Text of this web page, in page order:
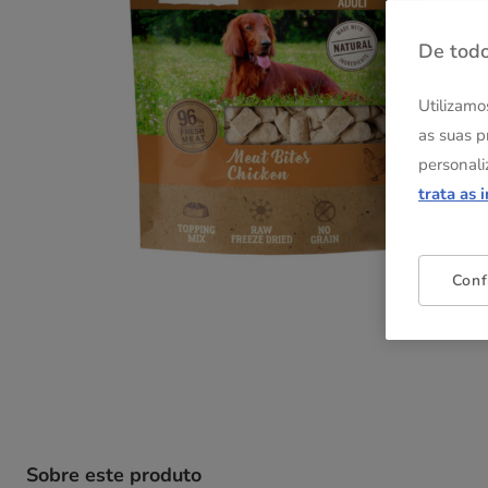
Sobre este produto
De
as suas
trata as